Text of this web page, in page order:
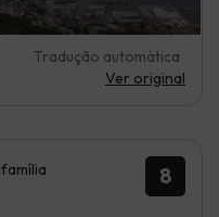
Tradução automática
Ver original
8